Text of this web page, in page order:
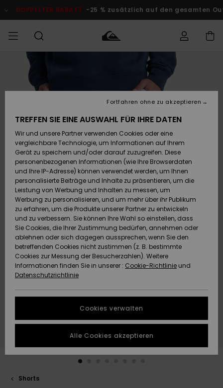
Produktinformation
DOPPELTER RABATT -25 % zusätzlich auf den gesamten
MÄNNER
Accessoires
Schuhe&
Flip-Flops
Surf
Snow
Brandneu
Highlights
Accessoires
Schuhe&
Flip-Flops
Surf
Snow
Brandneu
Highlights
FRAUEN
Brandneu
Highlights
Snow
SURF
Kinder
Highlights
Community
SNOW
Snow Shop
Kinder
Snow Shop
Damen
Highlights
Community
DOPPELTER
RABATT
KINDER
Outlet
Frauen
HILFE & KONTAKT
Retouren
Bezahlung
Geschenkkarte
Quiksilver
Freedom
Datenschutz
Starten Sie eine
um die
schnellste
Antwort auf Ihre
NACHHALTIGKEIT
SHOPS
QUIKSILVER APP
WUNSCHLISTE
Shorts
TREFFEN SIE EINE AUSWAHL FÜR IHRE DATEN
Wir und unsere Partner verwenden Cookies oder eine
vergleichbare Technologie, um Informationen auf Ihrem
Gerät zu speichern und/oder darauf zuzugreifen. Diese
personenbezogenen Informationen (wie Ihre Browserdaten
und Ihre IP-Adresse) können verwendet werden, um Ihnen
personalisierte Beiträge und Inhalte zu präsentieren, um die
Leistung von Werbung und Inhalten zu messen, um
Werbung zu personalisieren, und um mehr über ihr Publikum
zu erfahren, um die Produkte unserer Partner zu entwickeln
und zu verbessern. Sie können Ihre Wahl so einstellen, dass
Sie Cookies, die Ihrer Zustimmung bedürfen, annehmen oder
ablehnen oder sich dagegen aussprechen, wenn Sie den
betreffenden Cookies nicht zustimmen (z. B. bestimmte
Cookies zur Messung der Besucherzahlen). Weitere
Informationen finden Sie in unserer : Cookie-Richtlinie und
Datenschutzrichtlinie
Cookies verwalten
Fortfahren ohne zu akzeptieren
Alle Cookies akzeptieren